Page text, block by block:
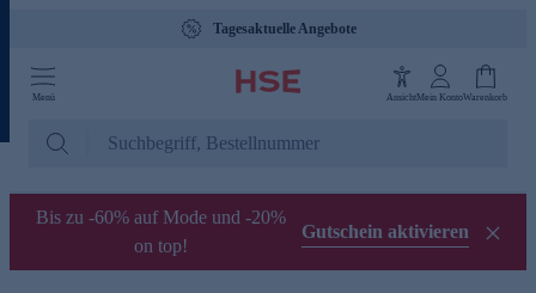
Tagesaktuelle Angebote
Menü AnsichtMein KontoWarenkorb
Bis zu -60% auf Mode und -20%
on top!
Gutschein aktivieren